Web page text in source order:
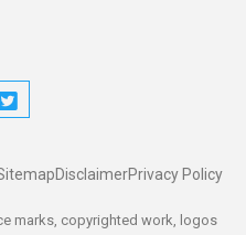
DisclaimerPrivacy Policy
marks, copyrighted work, logos